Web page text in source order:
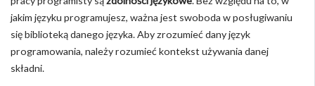
jakim języku programujesz, ważna jest swoboda w posługiwaniu
się biblioteką danego języka. Aby zrozumieć dany język
programowania, należy rozumieć kontekst używania danej
składni.